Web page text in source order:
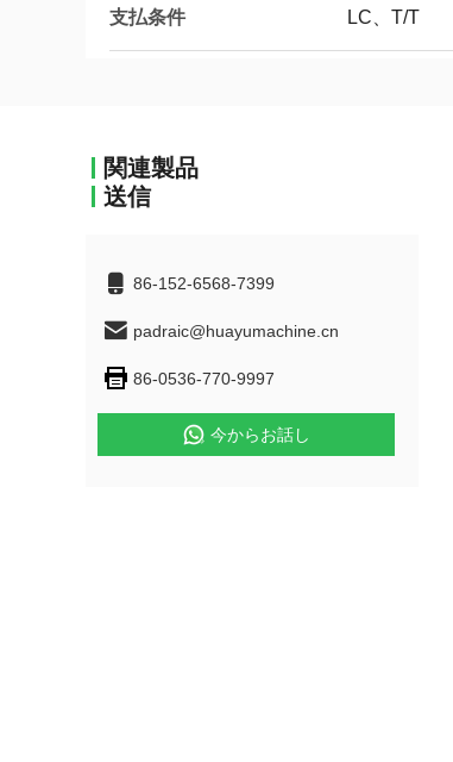
支払条件 LC、T/T
関連製品
送信
86-152-6568-7399
padraic@huayumachine.cn
86-0536-770-9997
今からお話し